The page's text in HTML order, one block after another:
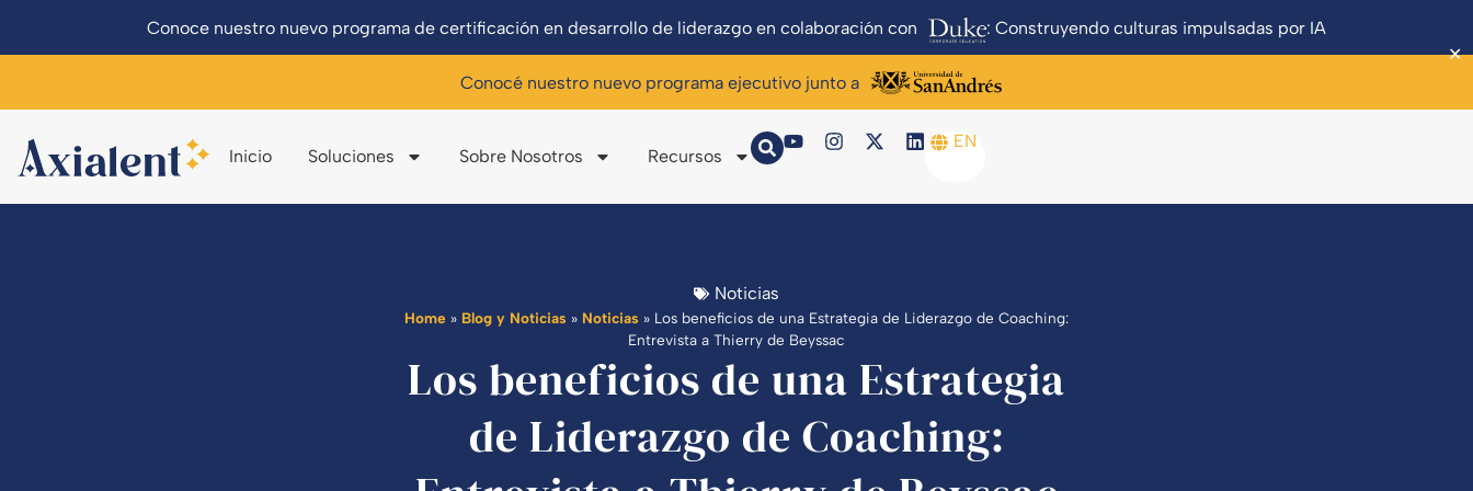
Conoce nuestro nuevo programa de certificación en desarrollo de liderazgo en colaboración con : Construyendo culturas impulsadas por IA
Conocé nuestro nuevo programa ejecutivo junto a
✕
Inicio Soluciones Sobre Nosotros Recursos
EN
Noticias
Home » Blog y Noticias » Noticias » Los beneficios de una Estrategia de Liderazgo de Coaching:
Entrevista a Thierry de Beyssac
Los beneficios de una Estrategia
de Liderazgo de Coaching: